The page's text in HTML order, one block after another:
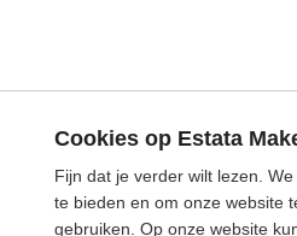
Cookies op Estata
Fijn dat je verder wilt lezen.
te bieden en om onze website
gebruiken. Op onze website